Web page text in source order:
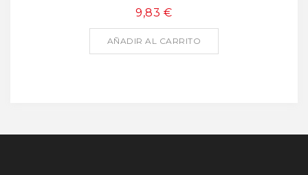
9,83 €
AÑADIR AL CARRITO